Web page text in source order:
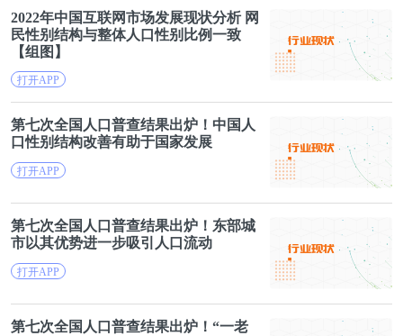
2022年中国互联网市场发展现状分析 网
民性别结构与整体人口性别 比例一致
【组图】
打开APP
第七次全国 人口普查结果出炉！中国 人
口性别结构改善有助于国家发展
打开APP
第七次全国人口普查结果出炉！东部城
市以其优势进一步吸引 人口 流动
打开APP
第七次全国 人口普查结果出炉！“一老